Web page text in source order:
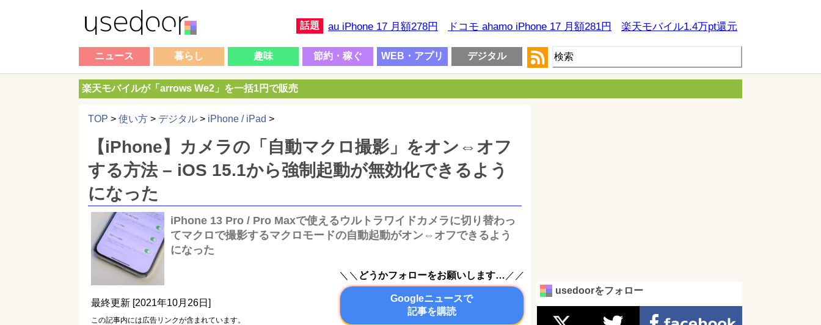
話題 au iPhone 17 月額278円 ドコモ ahamo iPhone 17 月額281円 楽天モバイル1.4万pt還元
ニュース 暮らし 趣味 節約・稼ぐ WEB・アプリ デジタル
楽天モバイルが「arrows We2」を一括1円で販売
TOP > 使い方 > デジタル > iPhone / iPad >
【iPhone】カメラの「自動マクロ撮影」をオン⇔オフ
する方法 – iOS 15.1から強制起動が無効化できるよう
になった
iPhone 13 Pro / Pro Maxで使えるウルトラワイドカメラに切り替わっ
てマクロで撮影するマクロモードの自動起動がオン⇔オフできるよう
になった
最終更新 [2021年10月26日]
この記事内には広告リンクが含まれています。
＼＼ どうかフォローをお願いします… ／／
Googleニュースで
記事を購読
usedoorをフォロー